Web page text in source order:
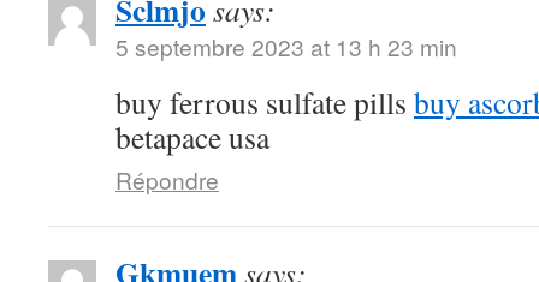
Sclmjo says:
5 septembre 2023 at 13 h 23 min
buy ferrous sulfate pills buy
betapace usa
Répondre
Gkmuemsays: